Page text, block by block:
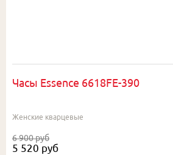
Часы Essence 6618FE-390
Женские кварцевые
6 900 руб
5 520 руб